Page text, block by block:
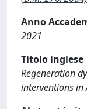
Anno
2021
Titolo inglese
Regeneration
interventions in